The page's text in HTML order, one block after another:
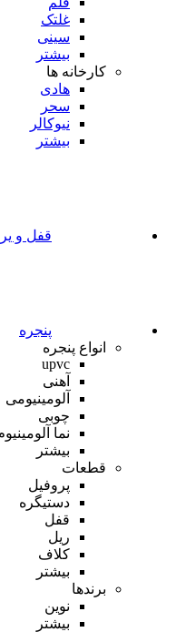
غلتک
سینی
بیشتر
کارخانه ها
هادی
سحر
نیوکالر
بیشتر
قفل و
پنجره
انواع پنجره
upvc
آهنی
آلومینیومی
چوبی
نما
بیشتر
قطعات
پروفیل
دستیگره
قفل
ریل
کلاف
بیشتر
برندها
نوین
بیشتر